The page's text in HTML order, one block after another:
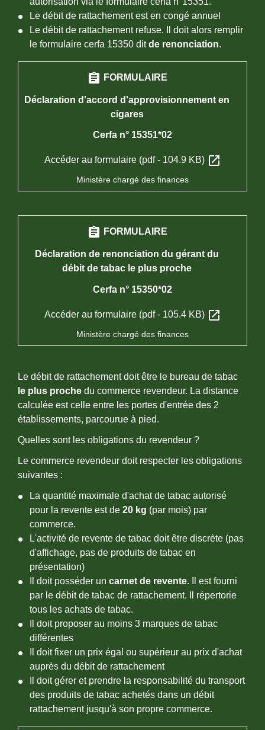
Le débit de rattachement est en congé annuel
Le débit de rattachement refuse. Il doit alors remplir
le formulaire cerfa 15350 ditde renonciation.
assignment FORMULAIRE
Déclaration d'accord d'approvisionnement en
cigares
Cerfa n° 15351*02
Accéder au formulaire (pdf - 104.9 KB) open_in_new
Ministère chargé des finances
assignment FORMULAIRE
Déclaration de renonciation du gérant du
débit de tabac le plus proche
Cerfa n° 15350*02
Accéder au formulaire (pdf - 105.4 KB) open_in_new
Ministère chargé des finances
Le débit de rattachement doit être le bureau de tabac
le plus proche du commerce revendeur. La distance
calculée est celle entre les portes d'entrée des 2
établissements, parcourue à pied.
Quelles sont les obligations du revendeur ?
Le commerce revendeur doit respecter les obligations
suivantes :
La quantité maximale d'achat de tabac autorisé
pour la revente est de 20 kg (par mois) par
commerce.
L'activité de revente de tabac doit être discrète (pas
d'affichage, pas de produits de tabac en
présentation)
Il doit posséder un carnet de revente. Il est fourni
par le débit de tabac de rattachement. Il répertorie
tous les achats de tabac.
Il doit proposer au moins 3 marques de tabac
différentes
Il doit fixer un prix égal ou supérieur au prix d'achat
auprès du débit de rattachement
Il doit gérer et prendre la responsabilité du transport
des produits de tabac achetés dans un débit
rattachement jusqu'à son propre commerce.